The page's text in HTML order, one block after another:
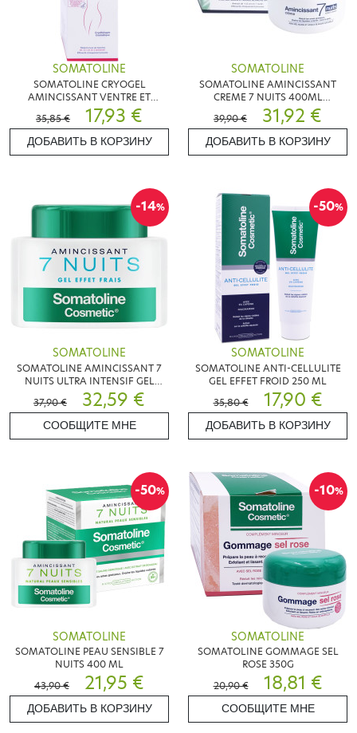
SOMATOLINE
SOMATOLINE CRYOGEL
AMINCISSANT VENTRE ET
HANCHES 250ML
35,85 € 17,93 €
ДОБАВИТЬ В КОРЗИНУ
SOMATOLINE
SOMATOLINE AMINCISSANT
CREME 7 NUITS 400ML
6MAX/CDE
39,90 € 31,92 €
ДОБАВИТЬ В КОРЗИНУ
-14%
SOMATOLINE
SOMATOLINE AMINCISSANT 7
NUITS ULTRA INTENSIF GEL
EFFET FRAIS 400 ML
37,90 € 32,59 €
СООБЩИТЕ МНЕ
-50%
SOMATOLINE
SOMATOLINE ANTI-CELLULITE
GEL EFFET FROID 250 ML
35,80 €
17,90 €
ДОБАВИТЬ В КОРЗИНУ
-50%
SOMATOLINE
SOMATOLINE PEAU SENSIBLE 7
NUITS 400 ML
43,90 €
21,95 €
ДОБАВИТЬ В КОРЗИНУ
-10%
SOMATOLINE
SOMATOLINE GOMMAGE SEL
ROSE 350G
20,90 €
18,81 €
СООБЩИТЕ МНЕ